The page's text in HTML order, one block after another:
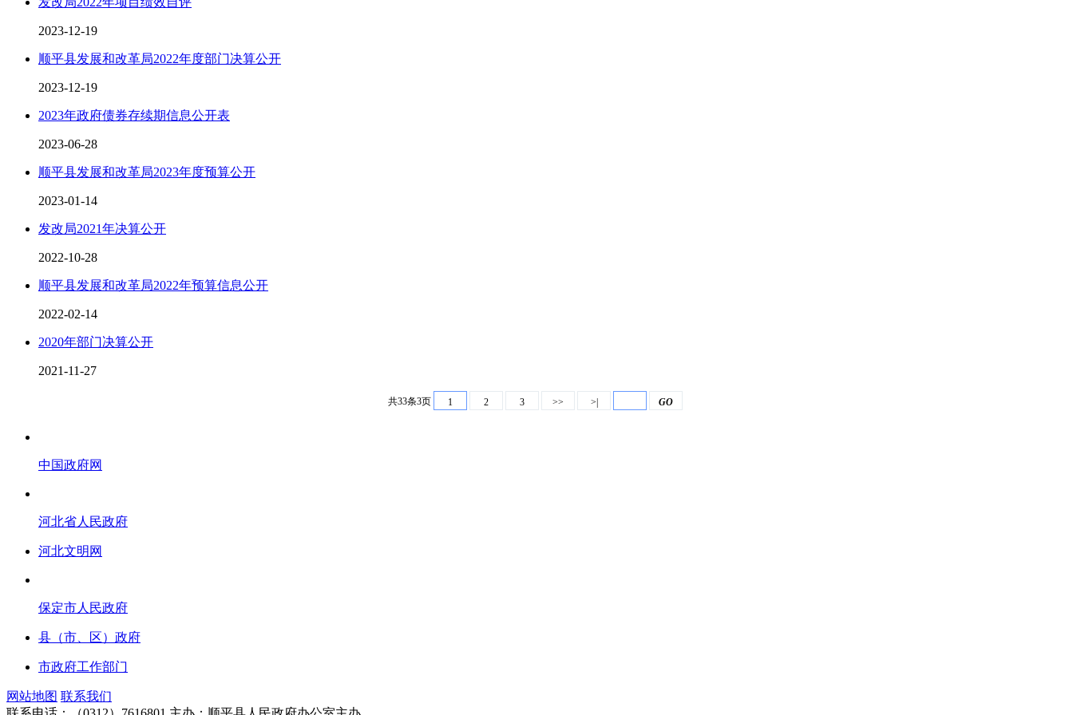
2023-12-19
顺平县发展和改革局2022年度部门决算公开
2023-12-19
2023年政府债券存续期信息公开表
2023-06-28
顺平县发展和改革局2023年度预算公开
2023-01-14
发改局2021年决算公开
2022-10-28
顺平县发展和改革局2022年预算信息公开
2022-02-14
2020年部门决算公开
2021-11-27
共33条3页 1 2 3 >> >| GO
中国政府网
河北省人民政府
河北文明网
保定市人民政府
县（市、区）政府
市政府工作部门
网站地图 联系我们